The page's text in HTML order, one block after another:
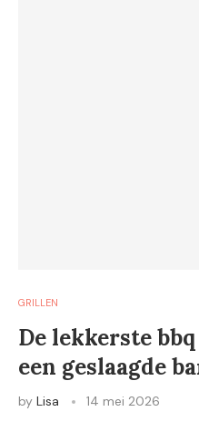
GRILLEN
De lekkerste
een geslaagde
by Lisa 14 mei 2026